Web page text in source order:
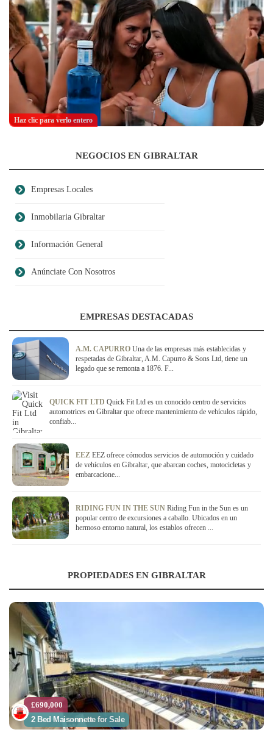
Haz clic para verlo entero
NEGOCIOS EN GIBRALTAR
Empresas Locales
Inmobilaria Gibraltar
Información General
Anúnciate Con Nosotros
EMPRESAS DESTACADAS
A.M. CAPURRO Una de las empresas más establecidas y
respetadas de Gibraltar, A.M. Capurro & Sons Ltd, tiene un
legado que se remonta a 1876. F...
QUICK FIT LTD Quick Fit Ltd es un conocido centro de servicios
automotrices en Gibraltar que ofrece mantenimiento de vehículos rápido,
confiab...
EEZ EEZ ofrece cómodos servicios de automoción y cuidado
de vehículos en Gibraltar, que abarcan coches, motocicletas y
embarcacione...
RIDING FUN IN THE SUN Riding Fun in the Sun es un
popular centro de excursiones a caballo. Ubicados en un
hermoso entorno natural, los establos ofrecen ...
PROPIEDADES EN GIBRALTAR
£690,000
2 Bed Maisonnette for Sale